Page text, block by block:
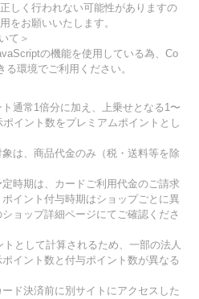
しく行われない可能性がありますの
をお願いいたします。
て＞
の機能を使用している為、Co
環境でご利用ください。
通常1倍分に加え、上乗せとなる1〜
イント数をプレミアムポイントとし
は、商品代金のみ（税・送料等を除
時期は、カードご利用代金のご請求
イント付与時期はショップごとに異
ョップ詳細ページにてご確認くださ
として計算されるため、一部の法人
イント数と付与ポイント数が異なる
ド決済前に別サイトにアクセスした